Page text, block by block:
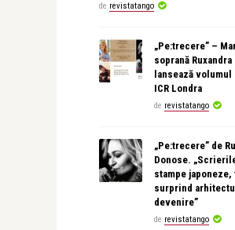
de revistatango
„Pe:trecere” –
soprană
lansează
ICR Londra
de revistatango
„Pe:trecere” de
Donose.
stampe
surprind
devenire”
de revistatango